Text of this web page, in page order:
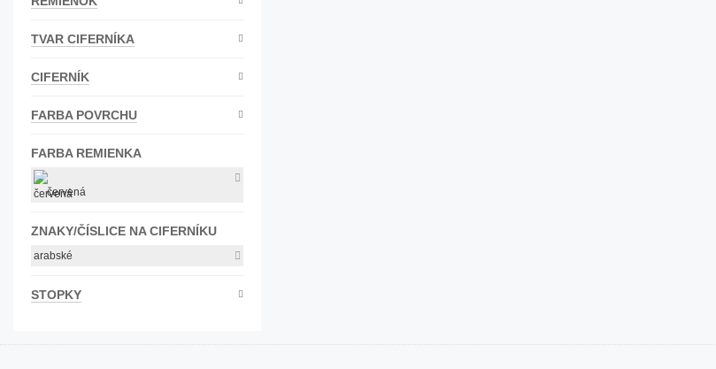
TVAR CIFERNÍKA
CIFERNÍK
FARBA POVRCHU
FARBA REMIENKA
červená
ZNAKY/ČÍSLICE NA CIFERNÍKU
arabské
STOPKY